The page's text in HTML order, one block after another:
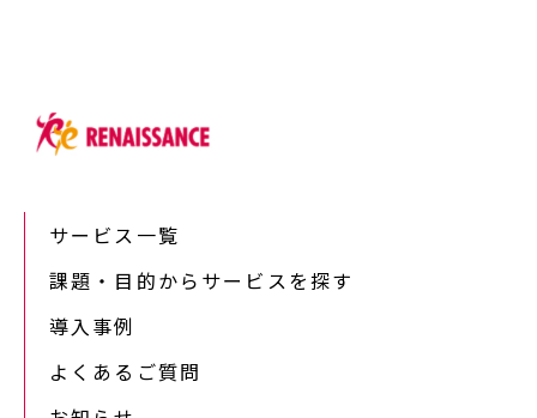
サービス一覧
課題・目的からサービスを探す
導入事例
よくあるご質問